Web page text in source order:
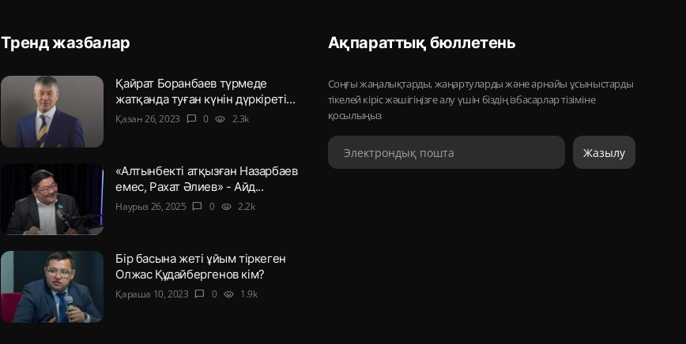
Тренд жазбалар
Қайрат Боранбаев түрмеде
жатқанда туған күнін дүркіреті...
Қазан 26, 2023 chat_bubble 0 visibility 2.3k
«Алтынбекті атқызған Назарбаев
емес, Рахат Әлиев» - Айд...
Наурыз 26, 2025 chat_bubble 0 visibility 2.2k
Бір басына жеті ұйым тіркеген
Олжас Құдайбергенов кім?
Қараша 10, 2023 chat_bubble 0 visibility 1.9k
Ақпараттық бюллетень
Соңғы жаңалықтарды, жаңартуларды және арнайы ұсыныстарды
тікелей кіріс жәшігіңізге алу үшін біздің ізбасарлар тізіміне
қосылыңыз
Жазылу